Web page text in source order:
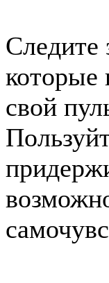
Следите
которые
свой